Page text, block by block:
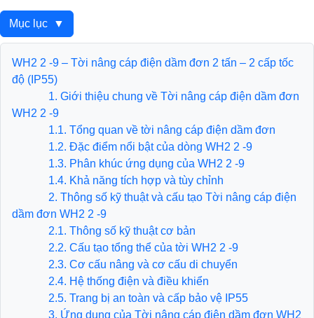
Mục lục ▼
WH2 2 -9 – Tời nâng cáp điện dầm đơn 2 tấn – 2 cấp tốc
độ (IP55)
1. Giới thiệu chung về Tời nâng cáp điện dầm đơn
WH2 2 -9
1.1. Tổng quan về tời nâng cáp điện dầm đơn
1.2. Đặc điểm nổi bật của dòng WH2 2 -9
1.3. Phân khúc ứng dụng của WH2 2 -9
1.4. Khả năng tích hợp và tùy chỉnh
2. Thông số kỹ thuật và cấu tạo Tời nâng cáp điện
dầm đơn WH2 2 -9
2.1. Thông số kỹ thuật cơ bản
2.2. Cấu tạo tổng thể của tời WH2 2 -9
2.3. Cơ cấu nâng và cơ cấu di chuyển
2.4. Hệ thống điện và điều khiển
2.5. Trang bị an toàn và cấp bảo vệ IP55
3. Ứng dụng của Tời nâng cáp điện dầm đơn WH2